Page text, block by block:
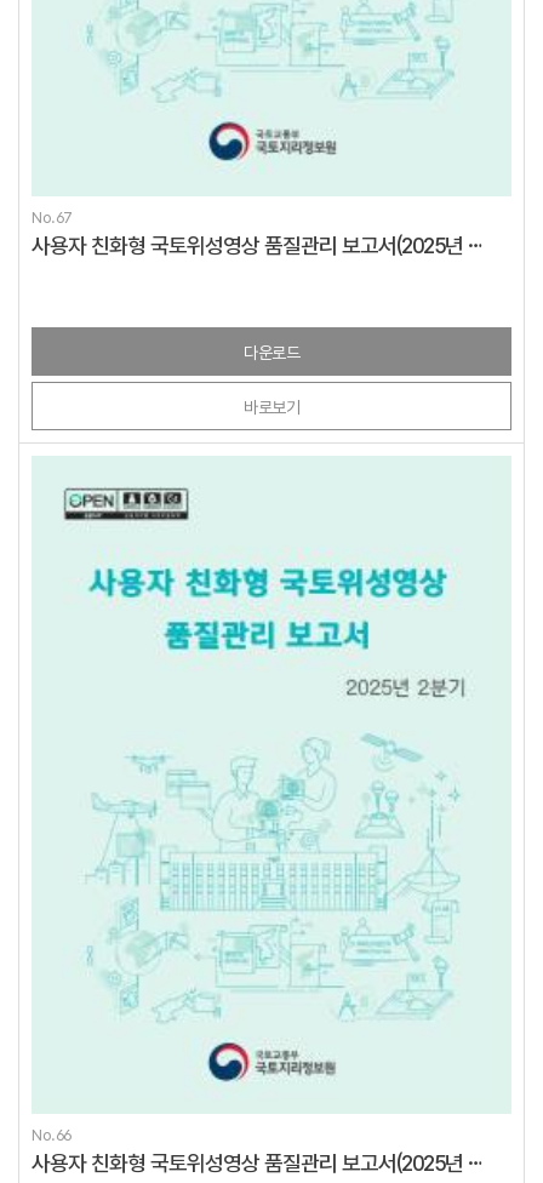
No.67
사용자 친화형 국토위성영상 품질관리 보고서(2025년 3분기)
다운로드
바로보기
No.66
사용자 친화형 국토위성영상 품질관리 보고서(2025년 2분기)